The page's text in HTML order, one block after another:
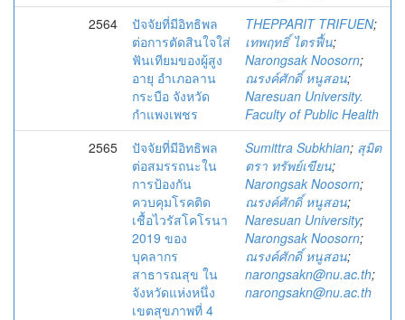
2564
ปัจจัยที่มีอิทธิพล
ต่อการตัดสินใจใส่
ฟันเทียมของผู้สูง
อายุ อำเภอลาน
กระบือ จังหวัด
กำแพงเพชร
THEPPARIT TRIFUEN;
เทพฤทธิ์ ไตรฟื้น;
Narongsak Noosorn;
ณรงค์ศักดิ์ หนูสอน;
Naresuan University.
Faculty of Public Health
2565
ปัจจัยที่มีอิทธิพล
ต่อสมรรถนะใน
การป้องกัน
ควบคุมโรคติด
เชื้อไวรัสโคโรนา
2019 ของ
บุคลากร
สาธารณสุข ใน
จังหวัดแห่งหนึ่ง
เขตสุขภาพที่ 4
Sumittra Subkhian; สุมิต
ตรา ทรัพย์เขียน;
Narongsak Noosorn;
ณรงค์ศักดิ์ หนูสอน;
Naresuan University;
Narongsak Noosorn;
ณรงค์ศักดิ์ หนูสอน;
narongsakn@nu.ac.th;
narongsakn@nu.ac.th